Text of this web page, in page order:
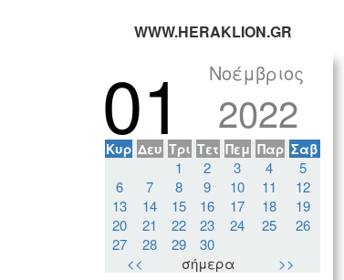
WWW.HERAKLION.GR
01 Νοέμβριος
2022
Κυρ Δευ Τρι Τετ Πεμ Παρ Σαβ
1 2 3 4
5
6
7 8 9 10 11
12
13
14 15 16 17 18
19
20
21 22 23 24 25
26
27
28 29
30
<<
σήμερα >>